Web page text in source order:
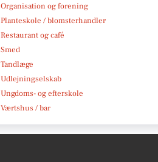
Organisation og forening
Planteskole / blomsterhandler
Restaurant og café
Smed
Tandlæge
Udlejningselskab
Ungdoms- og efterskole
Værtshus / bar